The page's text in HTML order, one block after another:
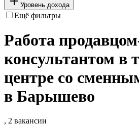
Уровень дохода
Ещё фильтры
Работа
консультантом в
центре со
в Барышево
, 2 вакансии